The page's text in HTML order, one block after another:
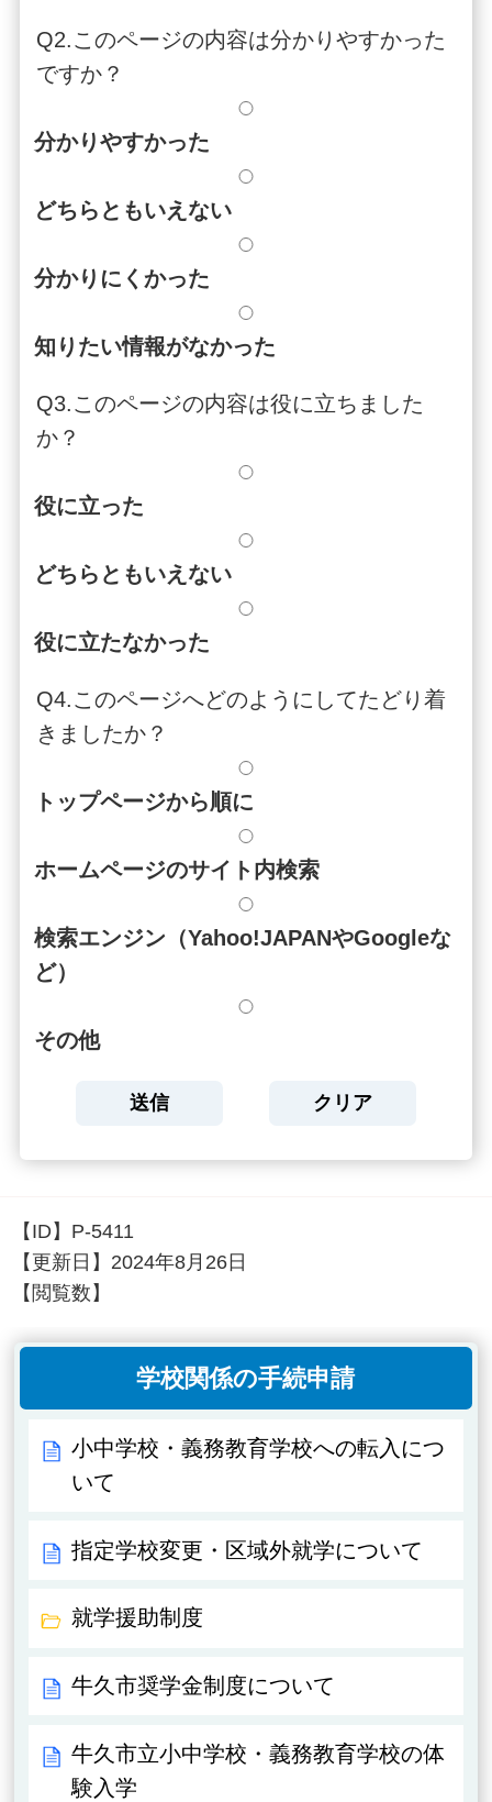
Q2.このページの内容は分かりやすかった
ですか？
分かりやすかった
どちらともいえない
分かりにくかった
知りたい情報がなかった
Q3.このページの内容は役に立ちました
か？
役に立った
どちらともいえない
役に立たなかった
Q4.このページへどのようにしてたどり着
きましたか？
トップページから順に
ホームページのサイト内検索
検索エンジン（Yahoo!JAPANやGoogleな
ど）
その他
【ID】 P-5411
【更新日】 2024年8月26日
【閲覧数】
学校関係の手続申請
小中学校・義務教育学校への転入につ
いて
指定学校変更・区域外就学について
就学援助制度
牛久市奨学金制度について
牛久市立小中学校・義務教育学校の体
験入学